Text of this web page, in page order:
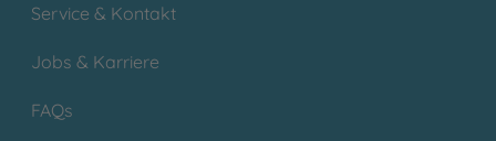
Service & Kontakt
Jobs & Karriere
FAQs